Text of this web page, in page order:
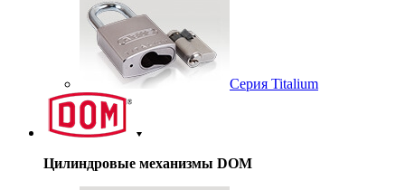
Серия Titalium
Цилиндровые механизмы DOM